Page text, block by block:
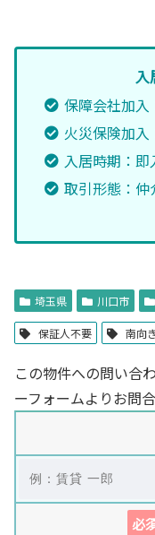
入
保障会社加入
火災保険加入
入居時期：即
取引形態：仲
埼玉県 川口市
保証人不要 南向き
この物件への問い合
ーフォームよりお問
必